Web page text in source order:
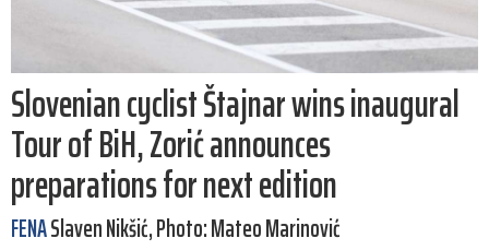
Slovenian cyclist Štajnar wins inaugural
Tour of BiH, Zorić announces
preparations for next edition
FENASlaven Nikšić, Photo: Mateo Marinović